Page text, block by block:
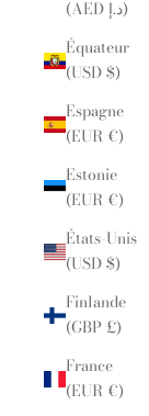
(AED د.إ)
Équateur
(USD $)
Espagne
(EUR €)
Estonie
(EUR €)
États-Unis
(USD $)
Finlande
(GBP £)
France
(EUR €)